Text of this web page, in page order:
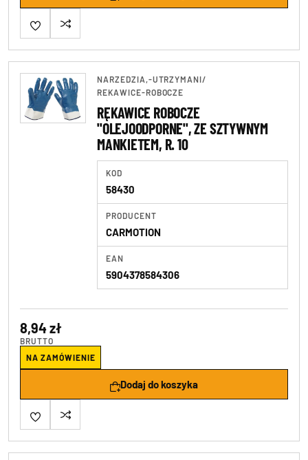
NARZEDZIA,-UTRZYMANI/
REKAWICE-ROBOCZE
RĘKAWICE ROBOCZE
"OLEJOODPORNE", ZE SZTYWNYM
MANKIETEM, R. 10
KOD
58430
PRODUCENT
CARMOTION
EAN
5904378584306
8,94 zł
BRUTTO
NA ZAMÓWIENIE
Dodaj do koszyka